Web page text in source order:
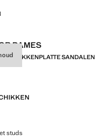
DAMES
HAKKENPLATTE SANDALEN
studs
MET STUDS